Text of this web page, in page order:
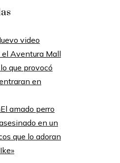
video
Aventura Mall
que provocó
en
El amado perro
en un
que lo adoran